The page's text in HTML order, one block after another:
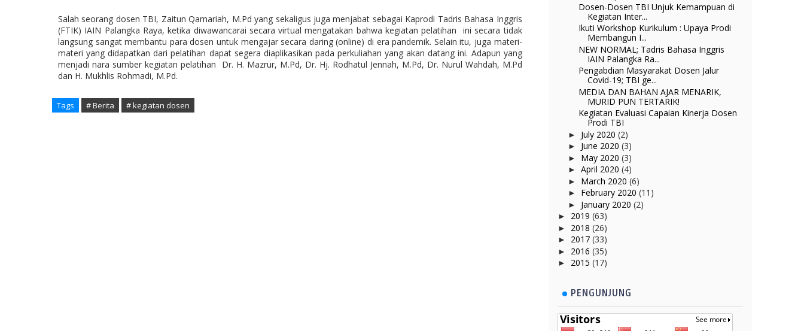
Salah seorang dosen TBI, Zaitun Qamariah, M.Pd yang sekaligus juga menjabat sebagai Kaprodi Tadris Bahasa Inggris
(FTIK) IAIN Palangka Raya, ketika diwawancarai secara virtual mengatakan bahwa kegiatan pelatihan
ini secara tidak
langsung sangat membantu para dosen untuk mengajar secara daring (online) di era pandemik. Selain itu, juga materi-
materi yang didapatkan dari pelatihan dapat segera diaplikasikan pada perkuliahan yang akan datang ini. Adapun yang
menjadi nara sumber kegiatan pelatihan
Dr. H. Mazrur, M.Pd, Dr. Hj. Rodhatul Jennah, M.Pd, Dr. Nurul Wahdah, M.Pd
dan H. Mukhlis Rohmadi, M.Pd.
Tags # Berita # kegiatan dosen
Dosen-Dosen TBI Unjuk Kemampuan di
Kegiatan Inter...
Ikuti Workshop Kurikulum : Upaya Prodi
Membangun I...
NEW NORMAL; Tadris Bahasa Inggris
IAIN Palangka Ra...
Pengabdian Masyarakat Dosen Jalur
Covid-19; TBI ge...
MEDIA DAN BAHAN AJAR MENARIK,
MURID PUN TERTARIK!
Kegiatan Evaluasi Capaian Kinerja Dosen
Prodi TBI
► July 2020 (2)
► June 2020 (3)
► May 2020 (3)
► April 2020 (4)
► March 2020 (6)
► February 2020 (11)
► January 2020 (2)
► 2019 (63)
► 2018 (26)
► 2017 (33)
► 2016 (35)
► 2015 (17)
PENGUNJUNG